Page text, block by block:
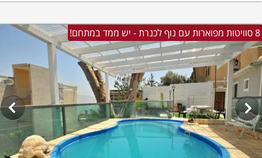
8 סוויטות מפוארות עם נוף לכנרת - יש ממד במתחם!